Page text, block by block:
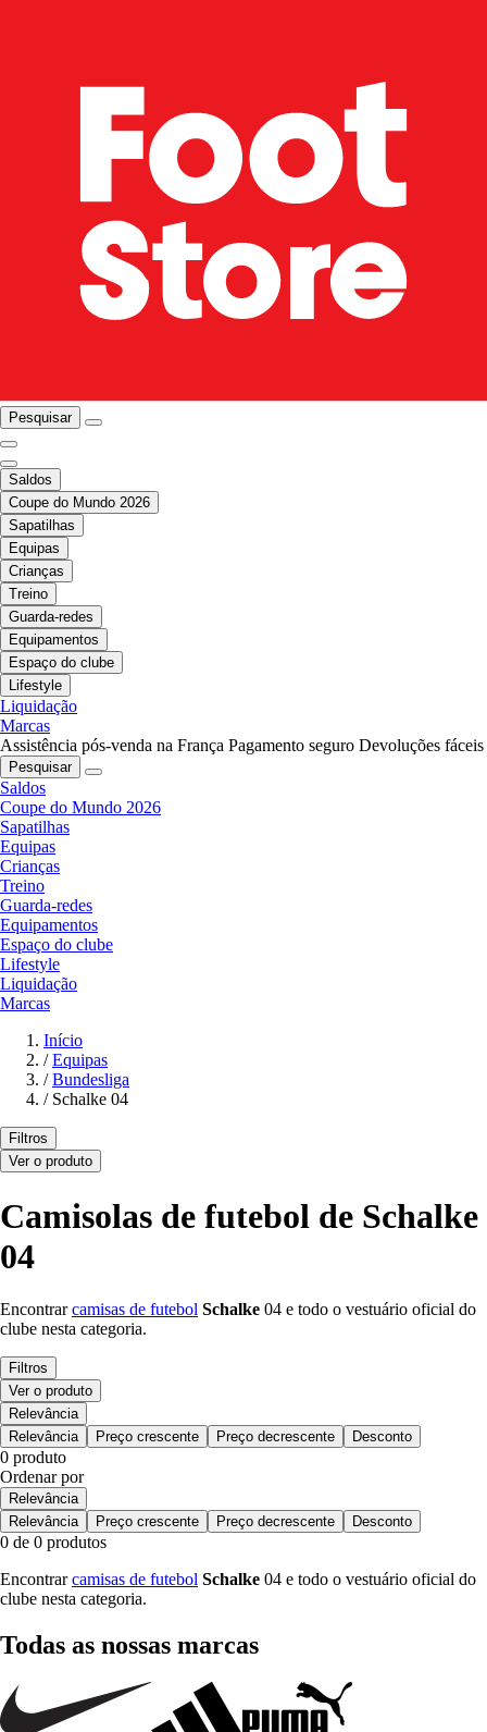
Pesquisar
Saldos
Coupe do Mundo 2026
Sapatilhas
Equipas
Crianças
Treino
Guarda-redes
Equipamentos
Espaço do clube
Lifestyle
Liquidação
Marcas
Assistência pós-venda na França Pagamento seguro Devoluções fáceis
Pesquisar
Saldos
Coupe do Mundo 2026
Sapatilhas
Equipas
Crianças
Treino
Guarda-redes
Equipamentos
Espaço do clube
Lifestyle
Liquidação
Marcas
Início
/ Equipas
/ Bundesliga
/ Schalke 04
Filtros
Ver o produto
Camisolas de futebol de Schalke
04
Encontrarcamisas de futebol Schalke 04 e todo o vestuário oficial do
clube nesta categoria.
Filtros
Ver o produto
Relevância
Relevância
Preço crescente Preço decrescente Desconto
0 produto
Ordenar por
Relevância
Relevância
Preço crescente Preço decrescente Desconto
0 de 0 produtos
Encontrarcamisas de futebol Schalke 04 e todo o vestuário oficial do
clube nesta categoria.
Todas as nossas marcas